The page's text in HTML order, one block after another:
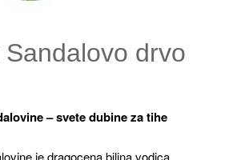
drvo
– svete dubine za tihe
je dragocena biljna vodica